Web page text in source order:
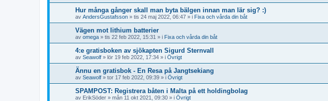
Hur många gånger skall man byta bälgen innan man lär sig? :)
av AndersGustafsson » tis 24 maj 2022, 06:47 » i Fixa och vårda din båt
Vägen mot lithium batterier
av omega » tis 22 feb 2022, 15:31 » i Fixa och vårda din båt
4:e gratisboken av sjökapten Sigurd Sternvall
av Seawolf » lör 19 feb 2022, 17:34 » i Övrigt
Ännu en gratisbok - En Resa på Jangtsekiang
av Seawolf » tor 17 feb 2022, 09:39 » i Övrigt
SPAMPOST: Registrera båten i Malta på ett holdingbolag
av ErikSöder » mån 11 okt 2021, 09:30 » i Övrigt